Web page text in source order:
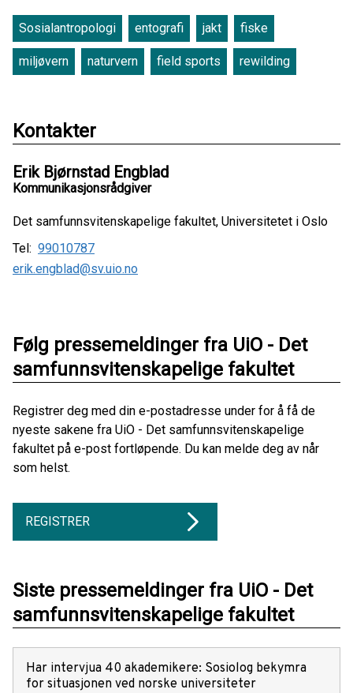
Sosialantropologi entografi jakt fiske
miljøvern naturvern field sports rewilding
Kontakter
Erik Bjørnstad Engblad
Kommunikasjonsrådgiver
Det samfunnsvitenskapelige fakultet, Universitetet i Oslo
Tel: 99010787
erik.engblad@sv.uio.no
Følg pressemeldinger fra UiO - Det
samfunnsvitenskapelige fakultet
Registrer deg med din e-postadresse under for å få de
nyeste sakene fra UiO - Det samfunnsvitenskapelige
fakultet på e-post fortløpende. Du kan melde deg av når
som helst.
REGISTRER
Siste pressemeldinger fra UiO - Det
samfunnsvitenskapelige fakultet
Har intervjua 40 akademikere: Sosiolog bekymra
for situasjonen ved norske universiteter